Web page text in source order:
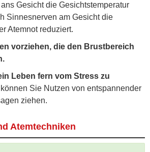
Gesicht die Gesichtstemperatur
Sinnesnerven am Gesicht die
Atemnot reduziert.
vorziehen, die den Brustbereich
Leben fern vom Stress zu
Sie Nutzen von entspannender
ziehen.
Atemtechniken